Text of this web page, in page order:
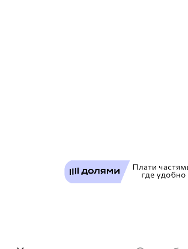
EFELE MG-200
ул. Салова, д. 30